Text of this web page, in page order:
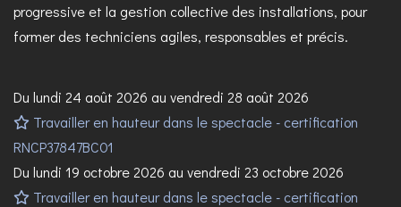
progressive et la gestion collective des installations, pour
former des techniciens agiles, responsables et précis.
Du lundi 24 août 2026 au vendredi 28 août 2026
Travailler en hauteur dans le spectacle - certification
RNCP37847BC01
Du lundi 19 octobre 2026 au vendredi 23 octobre 2026
Travailler en hauteur dans le spectacle - certification